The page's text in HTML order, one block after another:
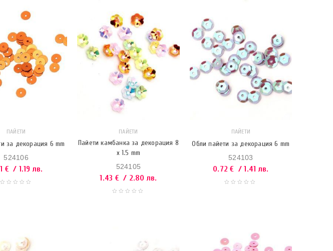
ПАЙЕТИ
за декорация 6 mm
524106
€ / 1.19 лв.
ПАЙЕТИ
Пайети камбанка за декорация 8
х 1.5 mm
524105
1.43 € / 2.80 лв.
ПАЙЕТИ
Обли пайети за декорация 6 mm
524103
0.72€ / 1.41 лв.